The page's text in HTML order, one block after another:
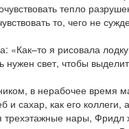
тепло
то, чего не
«Как–то я рисовала
нужен свет, чтобы
в нерабочее время
и сахар, как его
нары, Фридл